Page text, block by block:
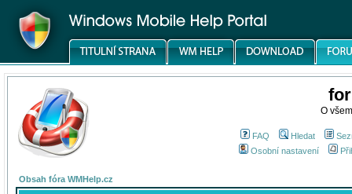
O
FAQ Hledat
Osobní nastavení
Obsah fóra WMHelp.cz